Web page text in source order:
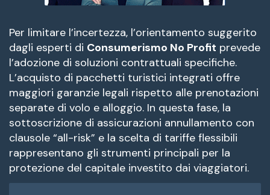
Per limitare l’incertezza, l’orientamento suggerito
dagli esperti di Consumerismo No Profit prevede
l’adozione di soluzioni contrattuali specifiche.
L’acquisto di pacchetti turistici integrati offre
maggiori garanzie legali rispetto alle prenotazioni
separate di volo e alloggio. In questa fase, la
sottoscrizione di assicurazioni annullamento con
clausole “all-risk” e la scelta di tariffe flessibili
rappresentano gli strumenti principali per la
protezione del capitale investito dai viaggiatori.